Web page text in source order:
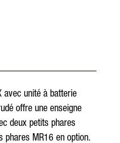
avec unité à batterie
offre une enseigne
deux petits phares
phares MR16 en option.